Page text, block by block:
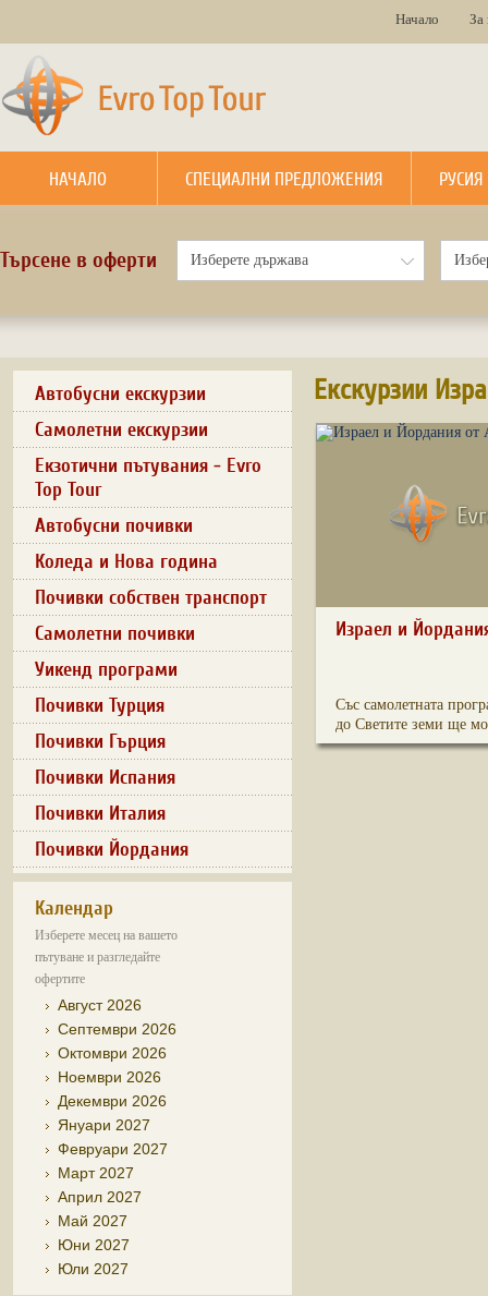
Начало За
НАЧАЛО СПЕЦИАЛНИ ПРЕДЛОЖЕНИЯ РУСИЯ
Търсене в оферти
Автобусни екскурзии
Самолетни екскурзии
Екзотични пътувания - Evro
Top Tour
Автобусни почивки
Коледа и Нова година
Почивки собствен транспорт
Самолетни почивки
Уикенд програми
Почивки Турция
Почивки Гърция
Почивки Испания
Почивки Италия
Почивки Йордания
Календар
Изберете месец на вашето
пътуване и разгледайте
офертите
Август 2026
Септември 2026
Октомври 2026
Ноември 2026
Декември 2026
Януари 2027
Февруари 2027
Март 2027
Април 2027
Май 2027
Юни 2027
Юли 2027
Екскурзии
Израел и
Със самолетната
до Светите земи ще